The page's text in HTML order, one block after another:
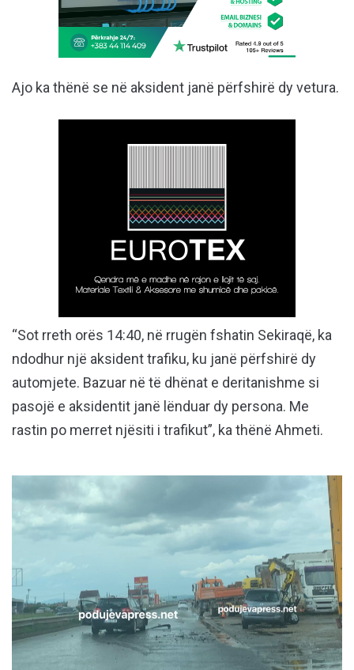
Ajo ka thënë se në aksident janë përfshirë dy vetura.
“Sot rreth orës 14:40, në rrugën fshatin Sekiraqë, ka
ndodhur një aksident trafiku, ku janë përfshirë dy
automjete. Bazuar në të dhënat e deritanishme si
pasojë e aksidentit janë lënduar dy persona. Me
rastin po merret njësiti i trafikut”, ka thënë Ahmeti.